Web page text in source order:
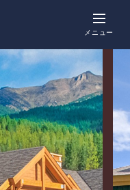
メニュー
詳細 ポイント